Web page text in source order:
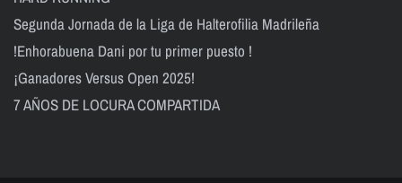
Segunda Jornada de la Liga de Halterofilia Madrileña
!Enhorabuena Dani por tu primer puesto !
¡Ganadores Versus Open 2025!
7 AÑOS DE LOCURA COMPARTIDA